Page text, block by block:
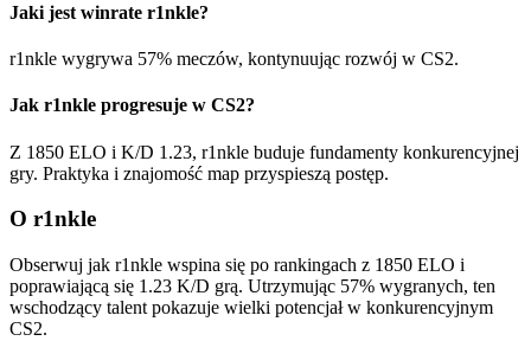
Jaki jest winrate r1nkle?
r1nkle wygrywa 57% meczów, kontynuując rozwój w CS2.
Jak r1nkle progresuje w CS2?
Z 1850 ELO i K/D 1.23, r1nkle buduje fundamenty konkurencyjnej
gry. Praktyka i znajomość map przyspieszą postęp.
O r1nkle
Obserwuj jak r1nkle wspina się po rankingach z 1850 ELO i
poprawiającą się 1.23 K/D grą. Utrzymując 57% wygranych, ten
wschodzący talent pokazuje wielki potencjał w konkurencyjnym
CS2.